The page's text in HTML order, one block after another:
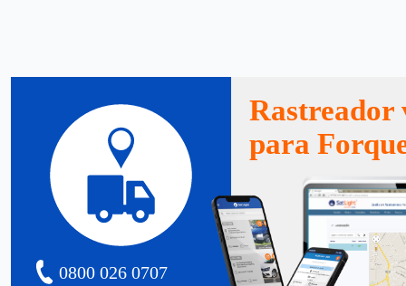
0800 026 0707
Rastreador
para